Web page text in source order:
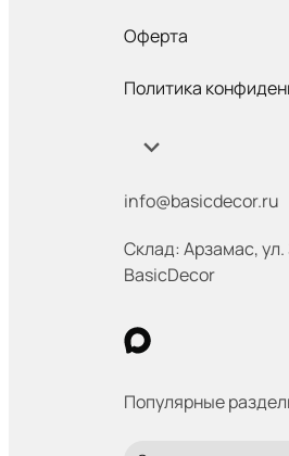
Оферта
Политика
info@basicdecor.ru
Склад: Арзамас,
BasicDecor
Популярные